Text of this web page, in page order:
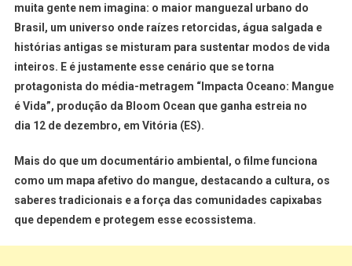
muita gente nem imagina: o maior manguezal urbano do
Brasil , um universo onde raízes retorcidas, água salgada e
histórias antigas se misturam para sustentar modos de vida
inteiros. E é justamente esse cenário que se torna
protagonista do média-metragem “Impacta Oceano: Mangue
é Vida”, produção da Bloom Ocean que ganha estreia no
dia 12 de dezembro, em Vitória (ES).
Mais do que um documentário ambiental, o filme funciona
como um mapa afetivo do mangue, destacando a cultura, os
saberes tradicionais e a força das comunidades capixabas
que dependem e protegem esse ecossistema.